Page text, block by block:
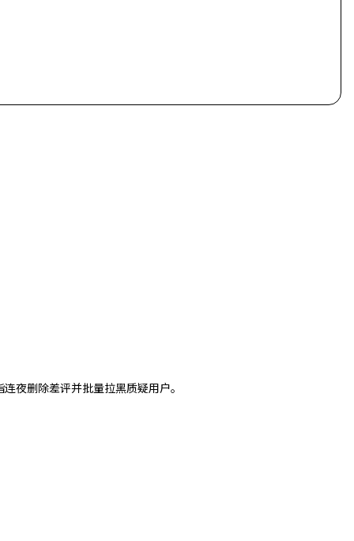
夜删除差评并批量拉黑质疑用户。